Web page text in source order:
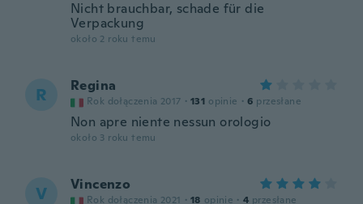
Nicht brauchbar, schade für die
Verpackung
około 2 roku temu
R Regina
Rok dołączenia 2017 · 131 opinie · 6 przesłane
Non apre niente nessun orologio
około 3 roku temu
V Vincenzo
Rok dołączenia 2021 · 18 opinie · 4 przesłane